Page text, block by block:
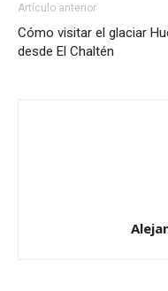
Artículo anterior
Cómo visitar el glaciar
desde El Chaltén